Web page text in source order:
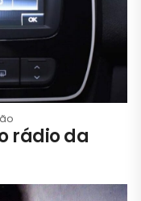
rádio da